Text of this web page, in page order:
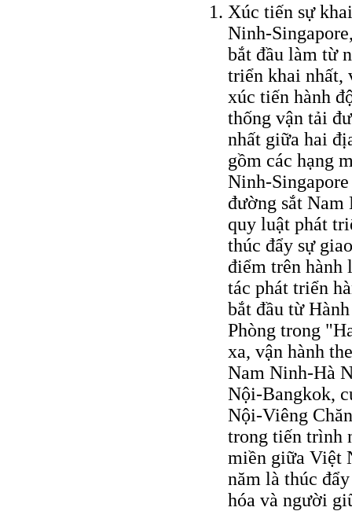
Xúc tiến sự
Ninh-
bắt đầu làm từ
triển khai nhất,
xúc tiến hành
thống vận tải
nhất giữa hai
gồm các hạng
Ninh-
đường sắt Nam
quy luật phát
thúc đẩy sự
điểm trên hành
tác phát triển
bắt đầu từ
Phòng trong
xa, vận hành
Nam Ninh-Hà
Nội-Bangkok,
Nội-Viêng
trong tiến trình
miền giữa Việt
năm là thúc
hóa và người